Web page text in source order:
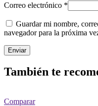
Correo electrónico *
Guardar mi nombre,
navegador para la próxima
También te
Comparar